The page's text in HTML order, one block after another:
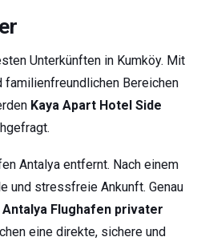
Unterkünften in Kumköy. Mit
familienfreundlichen Bereichen
Kaya Apart Hotel Side
Antalya entfernt. Nach einem
und stressfreie Ankunft. Genau
Antalya Flughafen privater
eine direkte, sichere und